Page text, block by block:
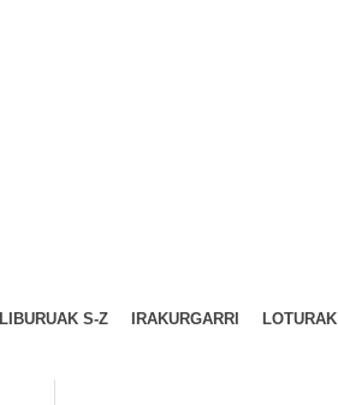
LIBURUAK S-Z IRAKURGARRI LOTURAK